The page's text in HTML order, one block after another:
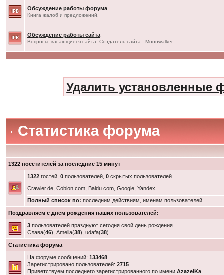
Обсуждение работы форума
Книга жалоб и предложений.
Обсуждение работы сайта
Вопросы, касающиеся сайта. Создатель сайта - Moonwalker
Удалить установленные
Статистика форума
1322 посетителей за последние 15 минут
1322гостей, 0пользователей, 0скрытых пользователей
Crawler.de, Cobion.com, Baidu.com, Google, Yandex
Полный список по: последним действиям именам пользователей
Поздравляем с днем рождения наших пользователей:
3пользователей празднуют сегодня свой день рождения
Слава(46), Amelia(38), udafa(38)
Статистика форума
На форуме сообщений: 133468
Зарегистрировано пользователей: 2715
Приветствуем последнего зарегистрированного по имени AzazelKa